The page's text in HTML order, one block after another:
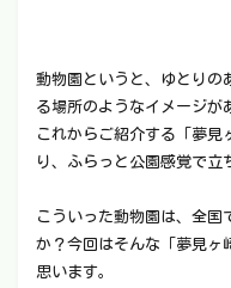
動物園というと、ゆとりの
る場所のようなイメージが
これからご紹介する「夢見
り、ふらっと公園感覚で立
こういった動物園は、全国
か？今回はそんな「夢見ヶ
思います。